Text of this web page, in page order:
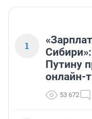
1
Путину
онлайн-
53 672